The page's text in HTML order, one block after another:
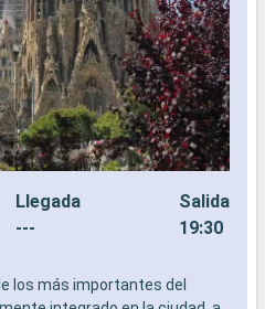
Llegada
---
Salida
19:30
los más importantes del